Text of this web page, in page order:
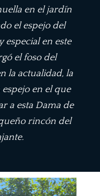
en el jardín
el espejo del
especial en este
el foso del
la actualidad, la
en el que
a esta Dama de
rincón del